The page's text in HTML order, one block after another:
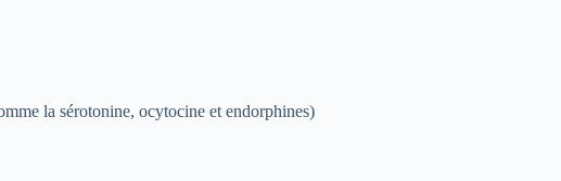
la sérotonine, ocytocine et endorphines)